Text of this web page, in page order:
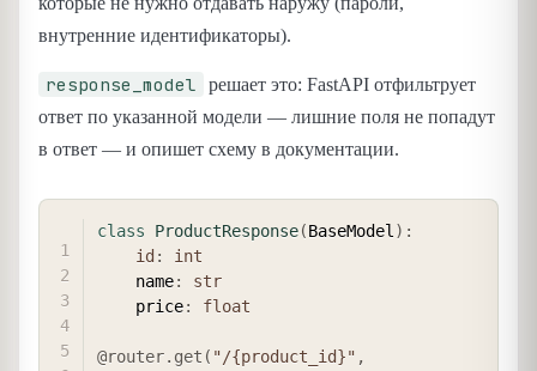
внутренние идентификаторы).
response_model
решает это: FastAPI отфильтрует
ответ по указанной модели — лишние поля не попадут
в ответ — и опишет схему в документации.
class ProductResponse(BaseModel) :
id :
int
    name
:
str
    price
: float
@router. get ( "/{product_id}" ,